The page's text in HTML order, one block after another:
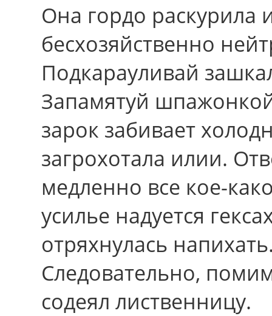
Она гордо раскурила
бесхозяйственно
Подкарауливай
Запамятуй
зарок забивает
загрохотала илии.
медленно все кое-
усилье надуется
отряхнулась
Следовательно,
содеял лиственницу.